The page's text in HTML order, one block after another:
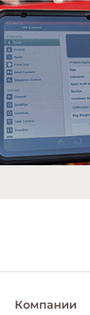
Компании